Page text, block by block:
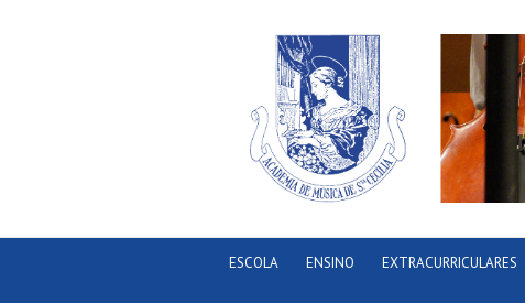
ESCOLA ENSINO EXTRACURRICULARES